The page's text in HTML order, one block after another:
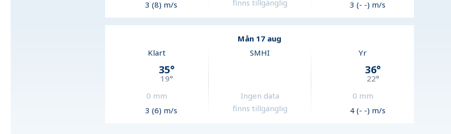
3 (8) m/s
finns tillgänglig
3 (- -) m/s
Mån 17 aug
Klart
35°
19°
0 mm
3 (6) m/s
SMHI
Ingen data
finns tillgänglig
Yr
36°
22°
0 mm
4 (- -) m/s